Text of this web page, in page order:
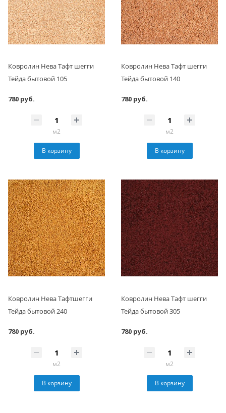
Ковролин Нева Тафт шегги
Тейда бытовой 105
780 руб.
м2
В корзину
Ковролин Нева Тафт шегги
Тейда бытовой 140
780 руб.
м2
В корзину
Ковролин Нева Тафтшегги
Тейда бытовой 240
780 руб.
м2
В корзину
Ковролин Нева Тафт шегги
Тейда бытовой 305
780 руб.
м2
В корзину